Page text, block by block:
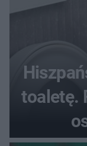
toaletę.